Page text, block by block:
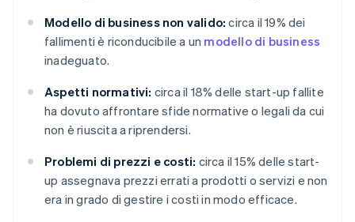
Modello di business non valido: circa il 19% dei
fallimenti è riconducibile a un modello di business
inadeguato.
Aspetti normativi: circa il 18% delle start-up fallite
ha dovuto affrontare sfide normative o legali da cui
non è riuscita a riprendersi.
Problemi di prezzi e costi: circa il 15% delle start-
up assegnava prezzi errati a prodotti o servizi e non
era in grado di gestire i costi in modo efficace.